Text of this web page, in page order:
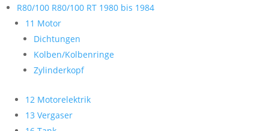
R80/100 R80/100 RT 1980 bis 1984
11 Motor
Dichtungen
Kolben/Kolbenringe
Zylinderkopf
12 Motorelektrik
13 Vergaser